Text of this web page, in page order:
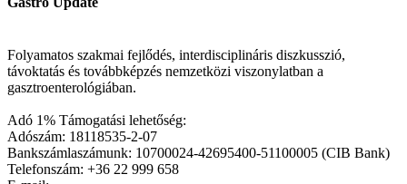
Folyamatos szakmai fejlődés, interdisciplináris diszkusszió,
távoktatás és továbbképzés nemzetközi viszonylatban a
gasztroenterológiában.
Adó 1% Támogatási lehetőség:
Adószám: 18118535-2-07
Bankszámlaszámunk: 10700024-42695400-51100005 (CIB Bank)
Telefonszám: +36 22 999 658